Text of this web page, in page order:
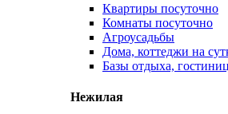
Квартиры посуточно
Комнаты посуточно
Агроусадьбы
Дома, коттеджи на
Базы отдыха,
Нежилая